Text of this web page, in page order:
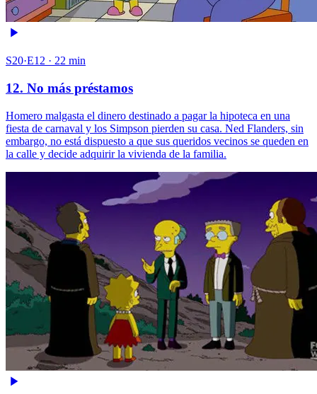
S20·E12 · 22 min
12. No más préstamos
Homero malgasta el dinero destinado a pagar la hipoteca en una
fiesta de carnaval y los Simpson pierden su casa. Ned Flanders, sin
embargo, no está dispuesto a que sus queridos vecinos se queden en
la calle y decide adquirir la vivienda de la familia.